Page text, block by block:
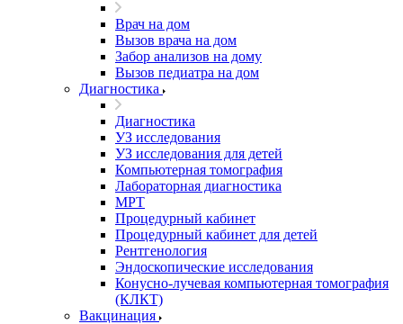
Врач на дом
Вызов врача на дом
Забор анализов на дому
Вызов педиатра на дом
Диагностика
Диагностика
УЗ исследования
УЗ исследования для детей
Компьютерная томография
Лабораторная диагностика
МРТ
Процедурный кабинет
Процедурный кабинет для детей
Рентгенология
Эндоскопические исследования
Конусно-лучевая компьютерная томография
(КЛКТ)
Вакцинация